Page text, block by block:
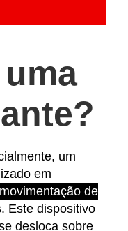
?
um
em
movimentação de
Este dispositivo
desloca sobre